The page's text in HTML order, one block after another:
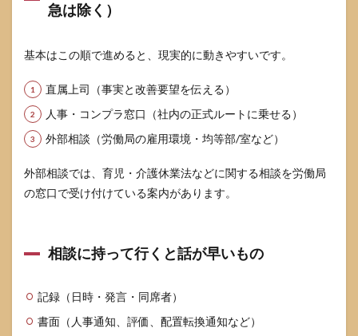
急は除く）
基本はこの順で進めると、現実的に動きやすいです。
直属上司（事実と改善要望を伝える）
人事・コンプラ窓口（社内の正式ルートに乗せる）
外部相談（労働局の雇用環境・均等部/室など）
外部相談では、育児・介護休業法などに関する相談を労働局
の窓口で受け付けている案内があります。
相談に持って行くと話が早いもの
記録（日時・発言・同席者）
書面（人事通知、評価、配置転換通知など）